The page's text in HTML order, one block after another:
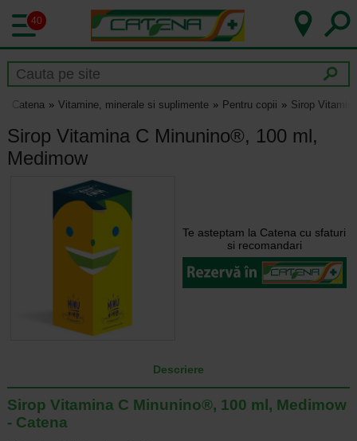
40
Catena Vitamine, minerale si suplimente Pentru copii Sirop
Sirop Vitamina C Minunino®, 100 ml,
Medimow
Te asteptam la Catena cu sfaturi
si recomandari
Descriere
Sirop Vitamina C Minunino®, 100 ml, Medimow
- Catena